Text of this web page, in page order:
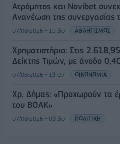
Ατρόμητος και Novibet
Ανανέωση της συνεργασίας
07/08/2026 - 11:50 ΑΘΛΗΤΙΣΜΟΣ
Χρηματιστήριο: Στις
Δείκτης Τιμών, με άνοδο
07/08/2026 - 13:07 ΟΙΚΟΝΟΜΙΑ
Χρ. Δήμας: «Προχωρούν τα
του ΒΟΑΚ»
07/08/2026 - 09:50 ΠΟΛΙΤΙΚΗ